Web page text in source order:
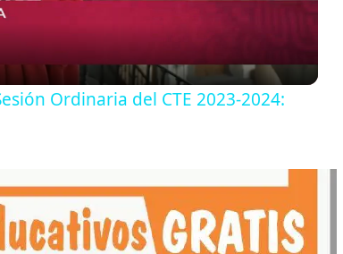
Ordinaria del CTE 2023-2024: